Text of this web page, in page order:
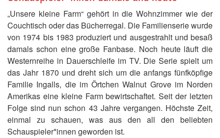
„Unsere kleine Farm“ gehört in die Wohnzimmer wie der
Couchtisch oder das Bücherregal. Die Familienserie wurde
von 1974 bis 1983 produziert und ausgestrahlt und besaß
damals schon eine große Fanbase. Noch heute läuft die
Westernreihe in Dauerschleife im TV. Die Serie spielt um
das Jahr 1870 und dreht sich um die anfangs fünfköpfige
Familie Ingalls, die im Örtchen Walnut Grove im Norden
Amerikas eine kleine Farm bewirtschaftet. Seit der letzten
Folge sind nun schon 43 Jahre vergangen. Höchste Zeit,
einmal zu schauen, was aus den all den beliebten
Schauspieler*innen geworden ist.